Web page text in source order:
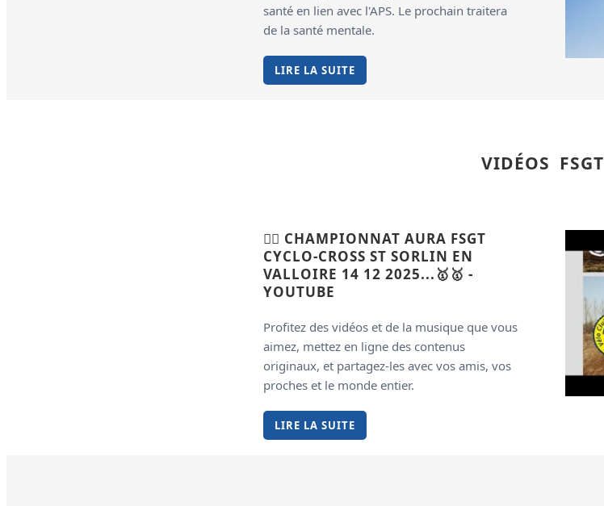
santé en lien avec l'APS. Le prochain traitera
de la santé mentale.
LIRE LA SUITE
VIDÉOS FSGT
🚵‍♀️ CHAMPIONNAT AURA FSGT
CYCLO-CROSS ST SORLIN EN
VALLOIRE 14 12 2025...🥇🥇 -
YOUTUBE
Profitez des vidéos et de la musique que vous
aimez, mettez en ligne des contenus
originaux, et partagez-les avec vos amis, vos
proches et le monde entier.
LIRE LA SUITE